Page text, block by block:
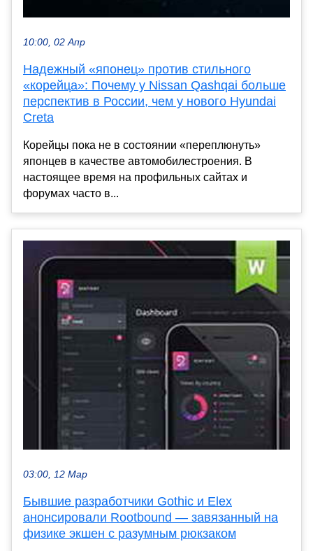
10:00, 02 Апр
Надежный «японец» против стильного
«корейца»: Почему у Nissan Qashqai больше
перспектив в России, чем у нового Hyundai
Creta
Корейцы пока не в состоянии «переплюнуть»
японцев в качестве автомобилестроения. В
настоящее время на профильных сайтах и
форумах часто в...
03:00, 12 Мар
Бывшие разработчики Gothic и Elex
анонсировали Rootbound — завязанный на
физике экшен с разумным рюкзаком